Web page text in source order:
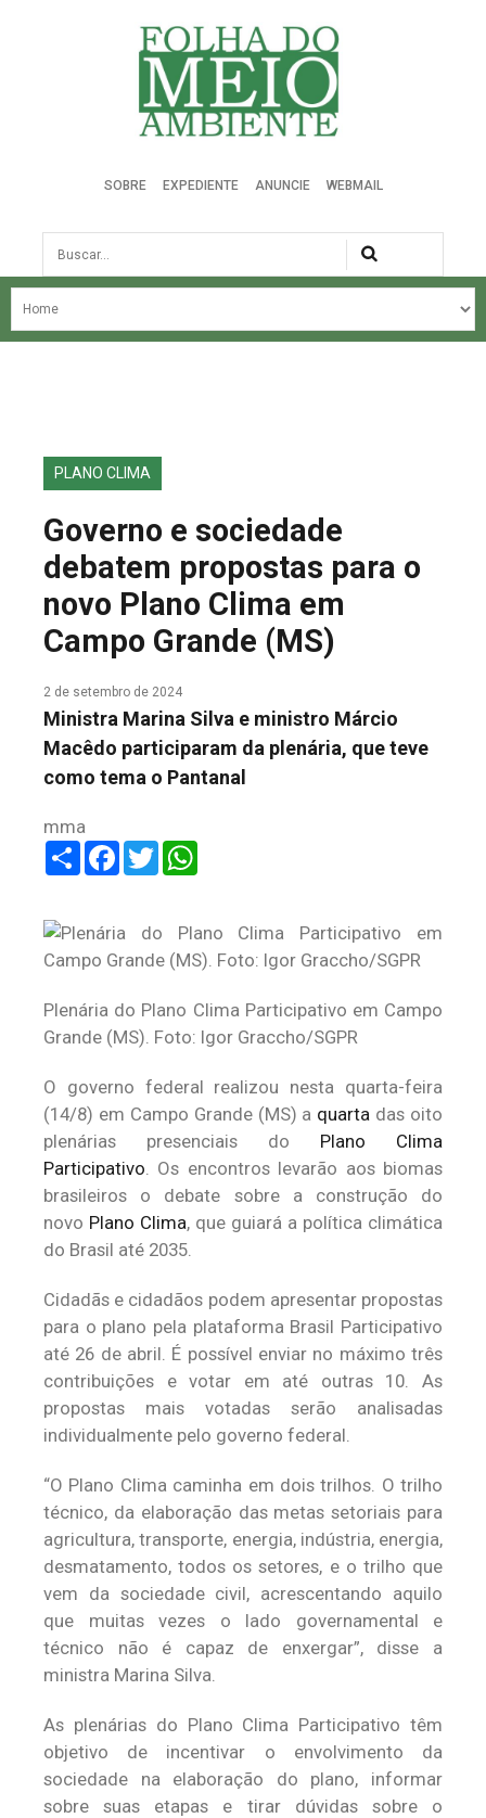
Folha do Meio Ambiente
SOBRE EXPEDIENTE ANUNCIE WEBMAIL
Busca
NOSSA HISTÓRIA
EDIÇÕES ANTERIORES
FALE CONOSCO
PLANO CLIMA
Governo e sociedade
debatem propostas para o
novo Plano Clima em
Campo Grande (MS)
2 de setembro de 2024
Ministra Marina Silva e ministro Márcio
Macêdo participaram da plenária, que teve
como tema o Pantanal
mma
ShareFacebook
Twitter
Plenária do Plano Clima Participativo em Campo
Grande (MS). Foto: Igor Graccho/SGPR
O governo federal realizou nesta quarta-feira
(14/8) em Campo Grande (MS) a quarta das oito
plenárias presenciais do Plano Clima
Participativo. Os encontros levarão aos biomas
brasileiros o debate sobre a construção do
novo Plano Clima, que guiará a política climática
do Brasil até 2035.
Cidadãs e cidadãos podem apresentar propostas
para o plano pela plataforma Brasil Participativo
até 26 de abril. É possível enviar no máximo três
contribuições e votar em até outras 10. As
propostas mais votadas serão analisadas
individualmente pelo governo federal.
“O Plano Clima caminha em dois trilhos. O trilho
técnico, da elaboração das metas setoriais para
agricultura, transporte, energia, indústria, energia,
desmatamento, todos os setores, e o trilho que
vem da sociedade civil, acrescentando aquilo
que muitas vezes o lado governamental e
técnico não é capaz de enxergar”, disse a
ministra Marina Silva.
As plenárias do Plano Clima Participativo têm
objetivo de incentivar o envolvimento da
sociedade na elaboração do plano, informar
sobre suas etapas e tirar dúvidas sobre o